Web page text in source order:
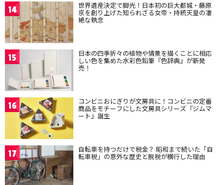
14 世界遺産決定で脚光！日本初の巨大都城・藤原
京を創り上げた知られざる女帝・持統天皇の凄
絶な執念
15 日本の四季折々の植物や情景を描くことに相応
しい色を集めた水彩色鉛筆『色辞典』が新発
売！
16 コンビニおにぎりが文房具に！コンビニの定番
商品をモチーフにした文房具シリーズ『ジムマ
ート』誕生
17 自転車を持つだけで税金？ 昭和まで続いた「自
転車税」の意外な歴史と脱税が横行した理由